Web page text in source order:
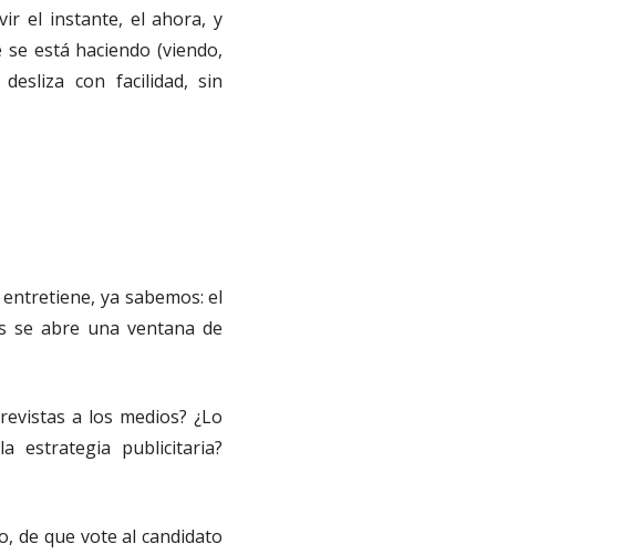
el instante, el ahora, y
está haciendo (viendo,
con facilidad, sin
ya sabemos: el
se abre una ventana de
a los medios? ¿Lo
estrategia publicitaria?
de que vote al candidato